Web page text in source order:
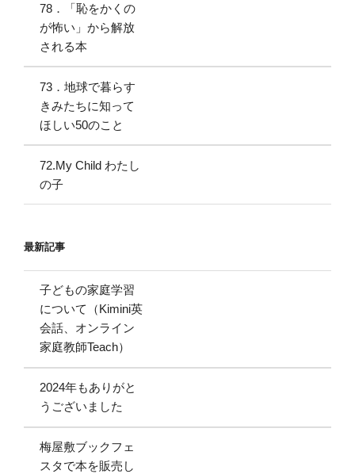
78．「恥をかくの
が怖い」から解放
される本
73．地球で暮らす
きみたちに知って
ほしい50のこと
72.My Child わたし
の子
最新記事
子どもの家庭学習
について（Kimini英
会話、オンライン
家庭教師Teach）
2024年もありがと
うございました
梅屋敷ブックフェ
スタで本を販売し